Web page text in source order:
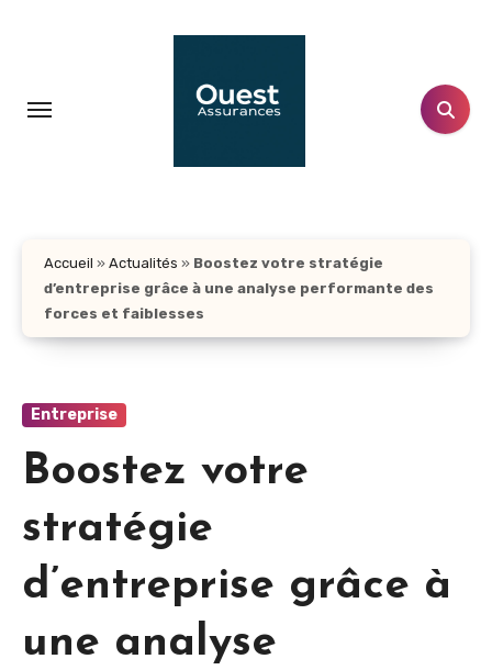
principal
Accueil » Actualités » Boostez votre stratégie
d’entreprise grâce à une analyse performante des
forces et faiblesses
Entreprise
Boostez votre
stratégie
d’entreprise grâce à
une analyse